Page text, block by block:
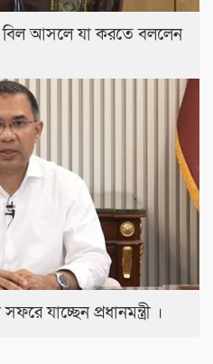
বিল আসলে যা করতে বললেন
যাচ্ছেন প্রধানমন্ত্রী ।